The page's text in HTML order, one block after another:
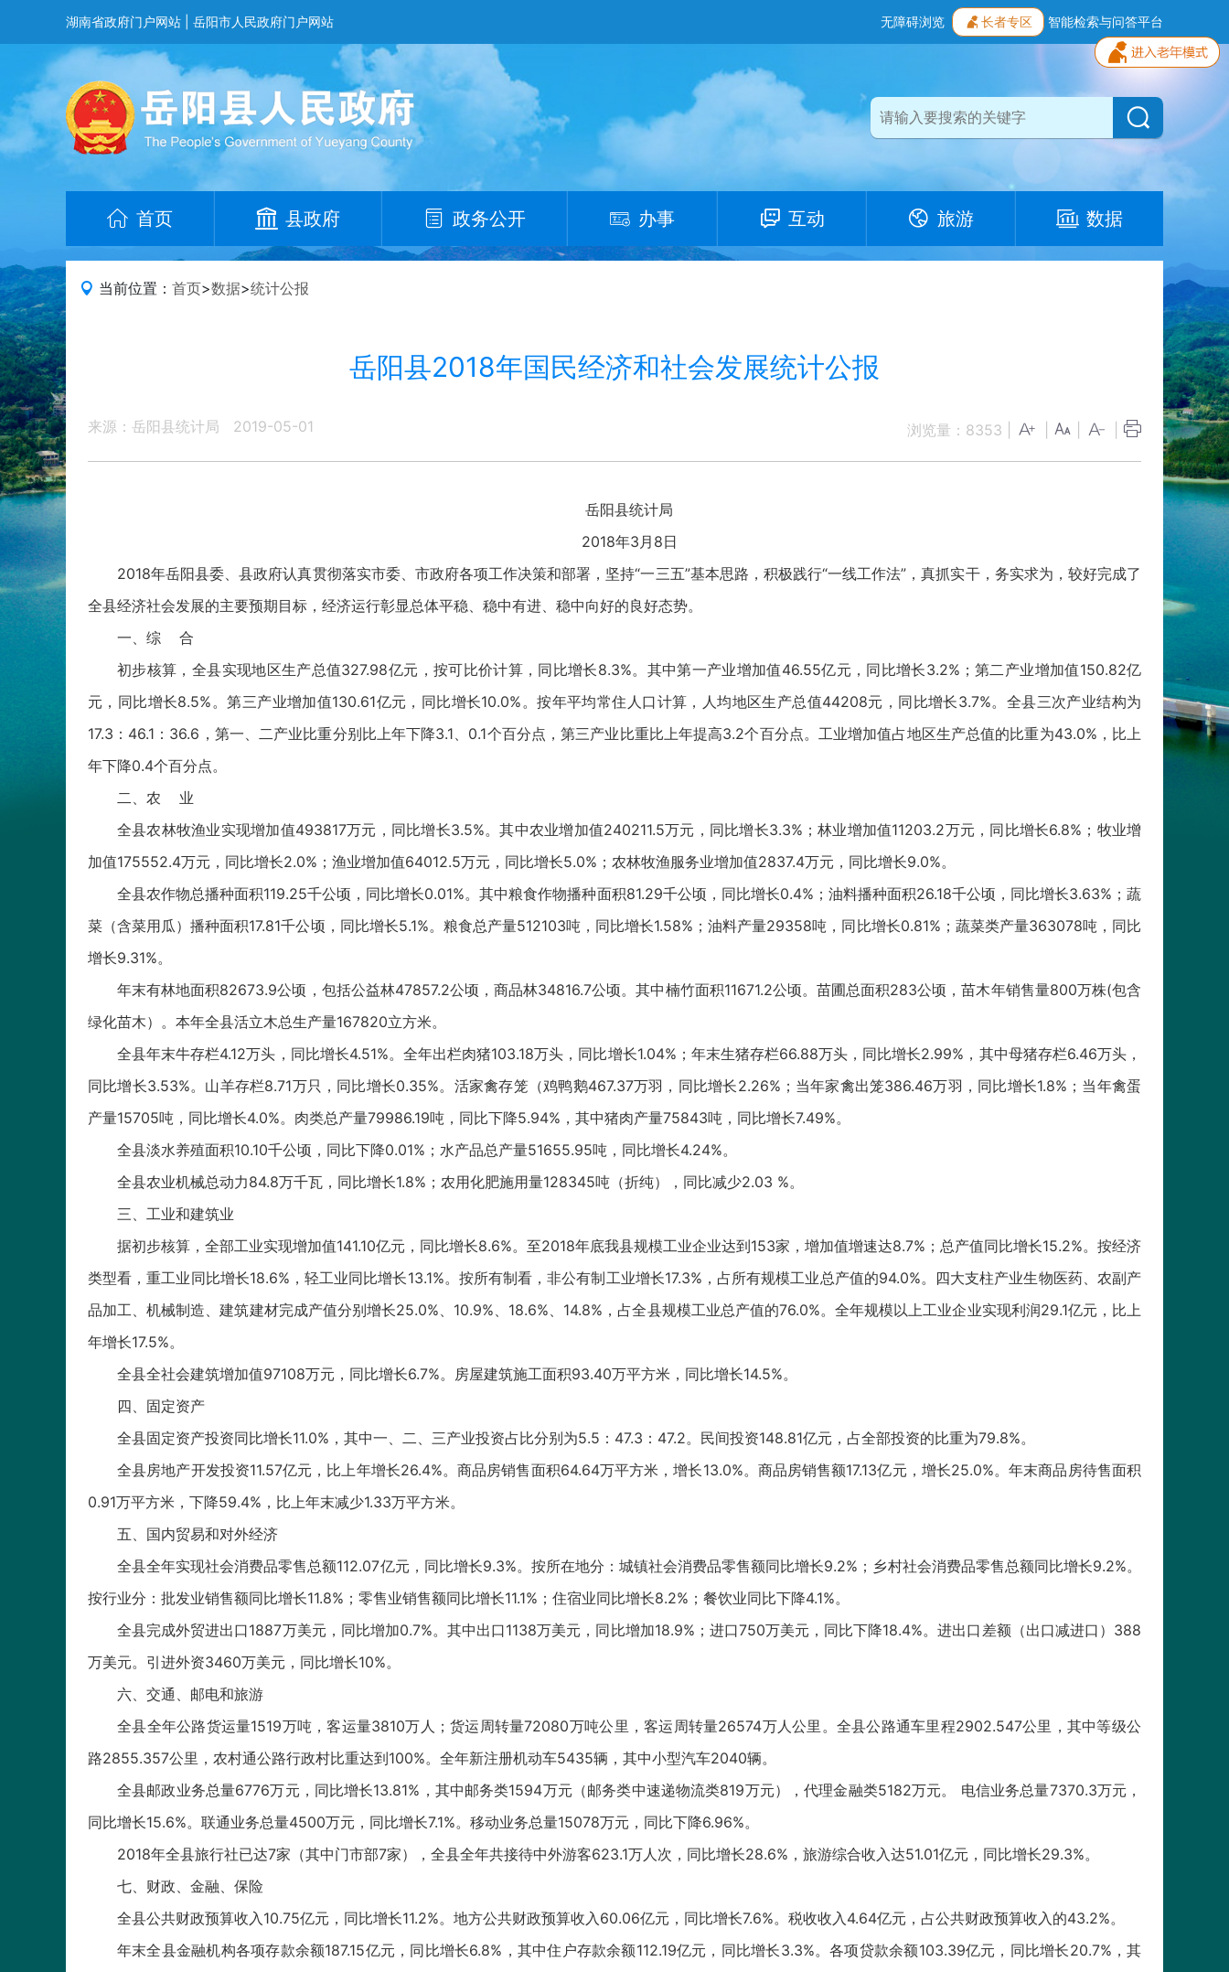
湖南省政府门户网站 岳阳市人民政府门户网站 无障碍浏览 长者专区 智能检索与问答平台
首页 县政府 政务公开 办事 互动 旅游 数据
当前位置： 首页>数据>统计公报
岳阳县2018年国民经济和社会发展统计公报
来源：岳阳县统计局 2019-05-01 浏览量： 8353
岳阳县统计局
2018年3月8日
2018年岳阳县委、县政府认真贯彻落实市委、市政府各项工作决策和部署，坚持“一三五”基本思路，积极践行“一线工作法”，真抓实干，务实求为，较好完成了
全县经济社会发展的主要预期目标，经济运行彰显总体平稳、稳中有进、稳中向好的良好态势。
一、综 合
初步核算，全县实现地区生产总值327.98亿元，按可比价计算，同比增长8.3%。其中第一产业增加值46.55亿元，同比增长3.2%；第二产业增加值150.82亿
元，同比增长8.5%。第三产业增加值130.61亿元，同比增长10.0%。按年平均常住人口计算，人均地区生产总值44208元，同比增长3.7%。全县三次产业结构为
17.3：46.1：36.6，第一、二产业比重分别比上年下降3.1、0.1个百分点，第三产业比重比上年提高3.2个百分点。工业增加值占地区生产总值的比重为43.0%，比上
年下降0.4个百分点。
二、农 业
全县农林牧渔业实现增加值493817万元，同比增长3.5%。其中农业增加值240211.5万元，同比增长3.3%；林业增加值11203.2万元，同比增长6.8%；牧业增
加值175552.4万元，同比增长2.0%；渔业增加值64012.5万元，同比增长5.0%；农林牧渔服务业增加值2837.4万元，同比增长9.0%。
全县农作物总播种面积119.25千公顷，同比增长0.01%。其中粮食作物播种面积81.29千公顷，同比增长0.4%；油料播种面积26.18千公顷，同比增长3.63%；蔬
菜（含菜用瓜）播种面积17.81千公顷，同比增长5.1%。粮食总产量512103吨，同比增长1.58%；油料产量29358吨，同比增长0.81%；蔬菜类产量363078吨，同比
增长9.31%。
年末有林地面积82673.9公顷，包括公益林47857.2公顷，商品林34816.7公顷。其中楠竹面积11671.2公顷。苗圃总面积283公顷，苗木年销售量800万株(包含
绿化苗木）。本年全县活立木总生产量167820立方米。
全县年末牛存栏4.12万头，同比增长4.51%。全年出栏肉猪103.18万头，同比增长1.04%；年末生猪存栏66.88万头，同比增长2.99%，其中母猪存栏6.46万头，
同比增长3.53%。山羊存栏8.71万只，同比增长0.35%。活家禽存笼（鸡鸭鹅467.37万羽，同比增长2.26%；当年家禽出笼386.46万羽，同比增长1.8%；当年禽蛋
产量15705吨，同比增长4.0%。肉类总产量79986.19吨，同比下降5.94%，其中猪肉产量75843吨，同比增长7.49%。
全县淡水养殖面积10.10千公顷，同比下降0.01%；水产品总产量51655.95吨，同比增长4.24%。
全县农业机械总动力84.8万千瓦，同比增长1.8%；农用化肥施用量128345吨（折纯），同比减少2.03 %。
三、工业和建筑业
据初步核算，全部工业实现增加值141.10亿元，同比增长8.6%。至2018年底我县规模工业企业达到153家，增加值增速达8.7%；总产值同比增长15.2%。按经济
类型看，重工业同比增长18.6%，轻工业同比增长13.1%。按所有制看，非公有制工业增长17.3%，占所有规模工业总产值的94.0%。四大支柱产业生物医药、农副产
品加工、机械制造、建筑建材完成产值分别增长25.0%、10.9%、18.6%、14.8%，占全县规模工业总产值的76.0%。全年规模以上工业企业实现利润29.1亿元，比上
年增长17.5%。
全县全社会建筑增加值97108万元，同比增长6.7%。房屋建筑施工面积93.40万平方米，同比增长14.5%。
四、固定资产
全县固定资产投资同比增长11.0%，其中一、二、三产业投资占比分别为5.5：47.3：47.2。民间投资148.81亿元，占全部投资的比重为79.8%。
全县房地产开发投资11.57亿元，比上年增长26.4%。商品房销售面积64.64万平方米，增长13.0%。商品房销售额17.13亿元，增长25.0%。年末商品房待售面积
0.91万平方米，下降59.4%，比上年末减少1.33万平方米。
五、国内贸易和对外经济
全县全年实现社会消费品零售总额112.07亿元，同比增长9.3%。按所在地分：城镇社会消费品零售额同比增长9.2%；乡村社会消费品零售总额同比增长9.2%。
按行业分：批发业销售额同比增长11.8%；零售业销售额同比增长11.1%；住宿业同比增长8.2%；餐饮业同比下降4.1%。
全县完成外贸进出口1887万美元，同比增加0.7%。其中出口1138万美元，同比增加18.9%；进口750万美元，同比下降18.4%。进出口差额（出口减进口）388
万美元。引进外资3460万美元，同比增长10%。
六、交通、邮电和旅游
全县全年公路货运量1519万吨，客运量3810万人；货运周转量72080万吨公里，客运周转量26574万人公里。全县公路通车里程2902.547公里，其中等级公
路2855.357公里，农村通公路行政村比重达到100%。全年新注册机动车5435辆，其中小型汽车2040辆。
全县邮政业务总量6776万元，同比增长13.81%，其中邮务类1594万元（邮务类中速递物流类819万元），代理金融类5182万元。 电信业务总量7370.3万元，
同比增长15.6%。联通业务总量4500万元，同比增长7.1%。移动业务总量15078万元，同比下降6.96%。
2018年全县旅行社已达7家（其中门市部7家），全县全年共接待中外游客623.1万人次，同比增长28.6%，旅游综合收入达51.01亿元，同比增长29.3%。
七、财政、金融、保险
全县公共财政预算收入10.75亿元，同比增长11.2%。地方公共财政预算收入60.06亿元，同比增长7.6%。税收收入4.64亿元，占公共财政预算收入的43.2%。
年末全县金融机构各项存款余额187.15亿元，同比增长6.8%，其中住户存款余额112.19亿元，同比增长3.3%。各项贷款余额103.39亿元，同比增长20.7%，其